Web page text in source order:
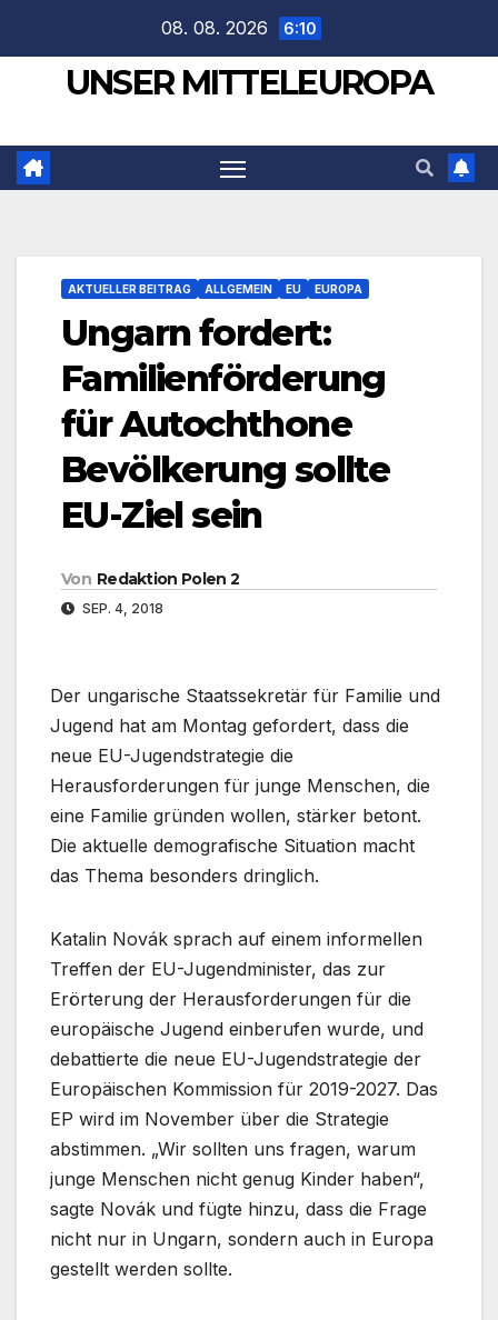
springen
08. 08. 2026 6:10
UNSER MITTELEUROPA
AKTUELLER BEITRAG ALLGEMEIN EU EUROPA
Ungarn fordert:
Familienförderung
für Autochthone
Bevölkerung sollte
EU-Ziel sein
Von Redaktion Polen 2
SEP. 4, 2018
Der ungarische Staatssekretär für Familie und
Jugend hat am Montag gefordert, dass die
neue EU-Jugendstrategie die
Herausforderungen für junge Menschen, die
eine Familie gründen wollen, stärker betont.
Die aktuelle demografische Situation macht
das Thema besonders dringlich.
Katalin Novák sprach auf einem informellen
Treffen der EU-Jugendminister, das zur
Erörterung der Herausforderungen für die
europäische Jugend einberufen wurde, und
debattierte die neue EU-Jugendstrategie der
Europäischen Kommission für 2019-2027. Das
EP wird im November über die Strategie
abstimmen. „Wir sollten uns fragen, warum
junge Menschen nicht genug Kinder haben“,
sagte Novák und fügte hinzu, dass die Frage
nicht nur in Ungarn, sondern auch in Europa
gestellt werden sollte.